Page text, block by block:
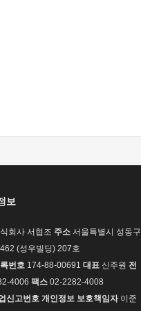
보
회사 서협조 주소 서울특별시 성동구
(성우빌딩) 207호
번호 174-88-00691 대표 신주원 전
4006 팩스 02-2282-4008
신고번호 개인정보 보호책임자이준